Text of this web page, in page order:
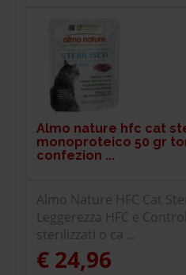
Almo nature hfc cat
monoproteico 50 gr
confezion ...
Almo Nature HFC Cat
Leggerezza HFC e
sterilizzati o ca ...
€ 24,96